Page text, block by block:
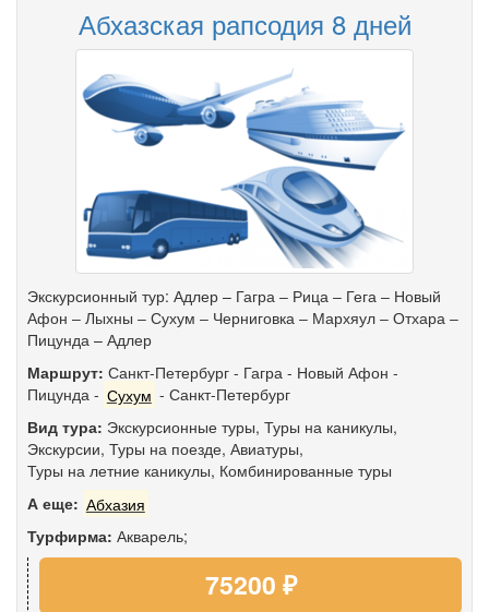
Абхазская рапсодия 8 дней
Экскурсионный тур: Адлер – Гагра ‒ Рица ‒ Гега ‒ Новый
Афон ‒ Лыхны ‒ Сухум ‒ Черниговка ‒ Мархяул ‒ Отхара ‒
Пицунда – Адлер
Маршрут: Санкт-Петербург - Гагра - Новый Афон -
Пицунда - Сухум - Санкт-Петербург
Вид тура: Экскурсионные туры, Туры на каникулы,
Экскурсии, Туры на поезде, Авиатуры,
Туры на летние каникулы, Комбинированные туры
А еще: Абхазия
Турфирма: Акварель;
75200 ₽